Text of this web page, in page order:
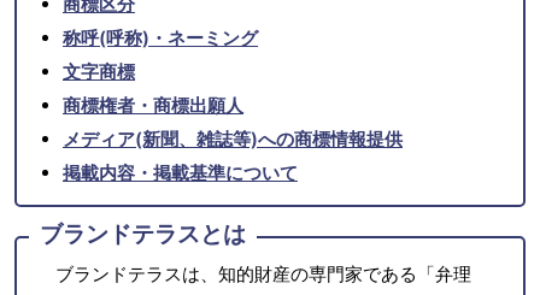
称呼(呼称)・ネーミング
文字商標
商標権者・商標出願人
メディア(新聞、雑誌等)への商標情報提供
掲載内容・掲載基準について
ブランドテラスとは
ブランドテラスは、知的財産の専門家である「弁理